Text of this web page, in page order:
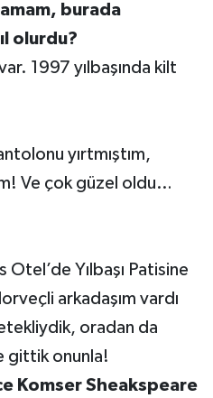
burada
olurdu?
1997 yılbaşında kilt
yırtmıştım,
Ve çok güzel oldu…
Yılbaşı Patisine
arkadaşım vardı
oradan da
gittik onunla!
Komser Sheakspeare